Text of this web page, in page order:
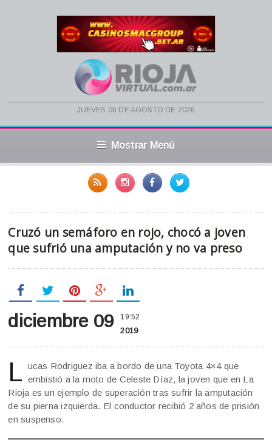
jueves 06 de agosto de 2026
Mostrar Menú
Cruzó un semáforo en rojo, chocó a joven
que sufrió una amputación y no va preso
diciembre 09 19:52
2019
L ucas Rodriguez iba a bordo de una Toyota 4×4 que
embistió a la moto de Celeste Díaz, la joven que en La
Rioja es un ejemplo de superación tras sufrir la amputación
de su pierna izquierda. El conductor recibió 2 años de prisión
en suspenso.